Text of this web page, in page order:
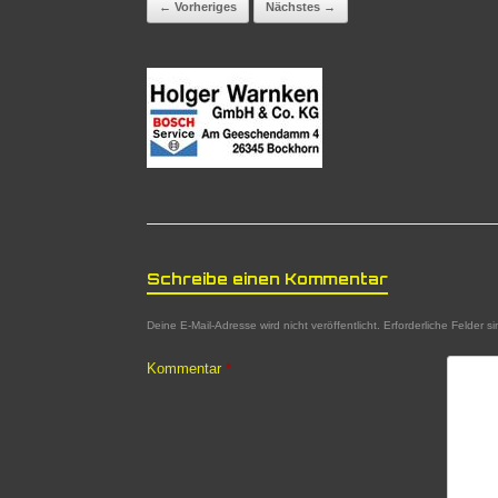
← Vorheriges Nächstes →
Schreibe einen Kommentar
Deine E-Mail-Adresse wird nicht veröffentlicht. Erforderliche Felder
Kommentar *